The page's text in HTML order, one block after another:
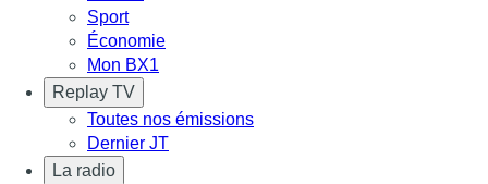
Sport
Économie
Mon BX1
Replay TV
Toutes nos émissions
Dernier JT
La radio